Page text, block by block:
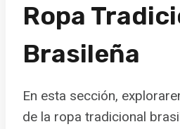
Ropa
Brasileña
En esta sección,
de la ropa tradicional